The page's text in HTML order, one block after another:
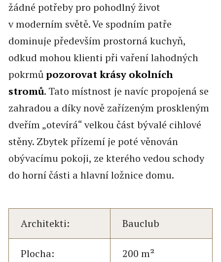
žádné potřeby pro pohodlný život
v moderním světě. Ve spodním patře
dominuje především prostorná kuchyň,
odkud mohou klienti při vaření lahodných
pokrmůpozorovat krásy okolních
stromů. Tato místnost je navíc propojená se
zahradou a díky nově zařízeným proskleným
dveřím „otevírá“ velkou část bývalé cihlové
stěny. Zbytek přízemí je poté věnován
obývacímu pokoji, ze kterého vedou schody
do horní části a hlavní ložnice domu.
Architekti: Bauclub
Plocha: 200 m²